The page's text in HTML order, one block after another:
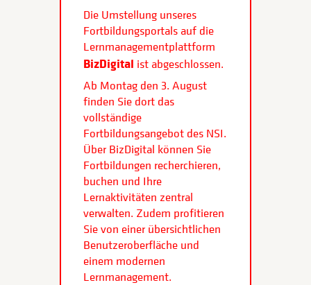
Die Umstellung unseres
Fortbildungsportals auf die
Lernmanagementplattform
BizDigital ist abgeschlossen.
Ab Montag den 3. August
finden Sie dort das
vollständige
Fortbildungsangebot des NSI.
Über BizDigital können Sie
Fortbildungen recherchieren,
buchen und Ihre
Lernaktivitäten zentral
verwalten. Zudem profitieren
Sie von einer übersichtlichen
Benutzeroberfläche und
einem modernen
Lernmanagement.